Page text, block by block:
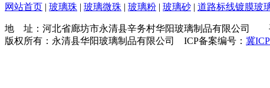
网站首页 | 玻璃珠 | 玻璃微珠 | 玻璃粉 | 玻璃砂 | 道路标线镀膜玻
地 址：河北省廊坊市永清县辛务村华阳玻璃制品有限公司
版权所有：永清县华阳玻璃制品有限公司 ICP备案编号： 冀